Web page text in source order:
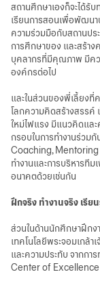
สถานศึกษาเองก็จะได้รั
เรียนการสอนเพื่อพัฒนา
ความร่วมมือกับสถานป
การศึกษาของ และสร้า
บุคลากรที่มีคุณภาพ มีคว
องค์กรต่อไป
และในส่วนของพี่เลี้ยงที่
โลกความคิดสร้างสรรค์
ใหม่ไฟแรง มีแนวคิดและ
กรอบในการทำงานร่วม
Coaching, Mentoring
ทำงานและการบริหารที
อนาคตด้วยเช่นกัน
ฝึกจริง ทำงานจริง เรี
ส่วนในด้านนักศึกษาฝึกง
เทคโนโลยีพระจอมเกล้
และความประทับ จากก
Center of Excellence